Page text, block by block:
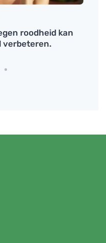
roodheid kan
verbeteren.